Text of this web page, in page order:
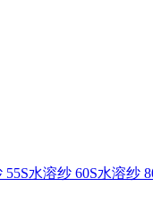
55S水溶纱 60S水溶纱